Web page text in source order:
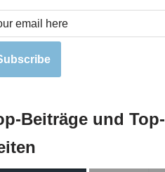
Beiträge und Top-